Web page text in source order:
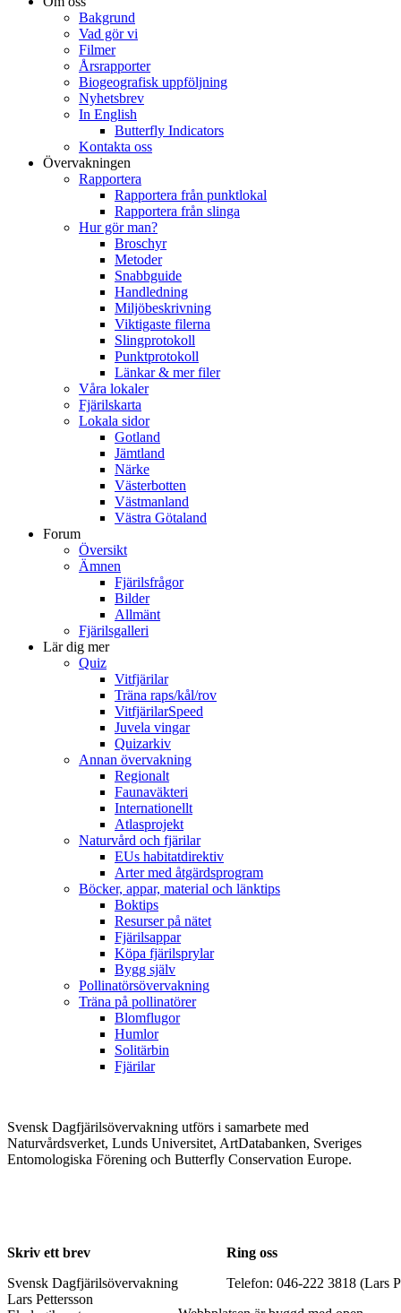
Bakgrund
Vad gör vi
Filmer
Årsrapporter
Biogeografisk uppföljning
Nyhetsbrev
In English
Butterfly Indicators
Kontakta oss
Övervakningen
Rapportera
Rapportera från punktlokal
Rapportera från slinga
Hur gör man?
Broschyr
Metoder
Snabbguide
Handledning
Miljöbeskrivning
Viktigaste filerna
Slingprotokoll
Punktprotokoll
Länkar & mer filer
Våra lokaler
Fjärilskarta
Lokala sidor
Gotland
Jämtland
Närke
Västerbotten
Västmanland
Västra Götaland
Forum
Översikt
Ämnen
Fjärilsfrågor
Bilder
Allmänt
Fjärilsgalleri
Lär dig mer
Quiz
Vitfjärilar
Träna raps/kål/rov
VitfjärilarSpeed
Juvela vingar
Quizarkiv
Annan övervakning
Regionalt
Faunaväkteri
Internationellt
Atlasprojekt
Naturvård och fjärilar
EUs habitatdirektiv
Arter med åtgärdsprogram
Böcker, appar, material och länktips
Boktips
Resurser på nätet
Fjärilsappar
Köpa fjärilsprylar
Bygg själv
Pollinatörsövervakning
Träna på pollinatörer
Blomflugor
Humlor
Solitärbin
Fjärilar
Svensk Dagfjärilsövervakning utförs i samarbete med
Naturvårdsverket, Lunds Universitet, ArtDatabanken, Sveriges
Entomologiska Förening och Butterfly Conservation Europe.
Skriv ett brev
Svensk Dagfjärilsövervakning
Lars Pettersson
Ring oss
Telefon: 046-222 3818 (Lars